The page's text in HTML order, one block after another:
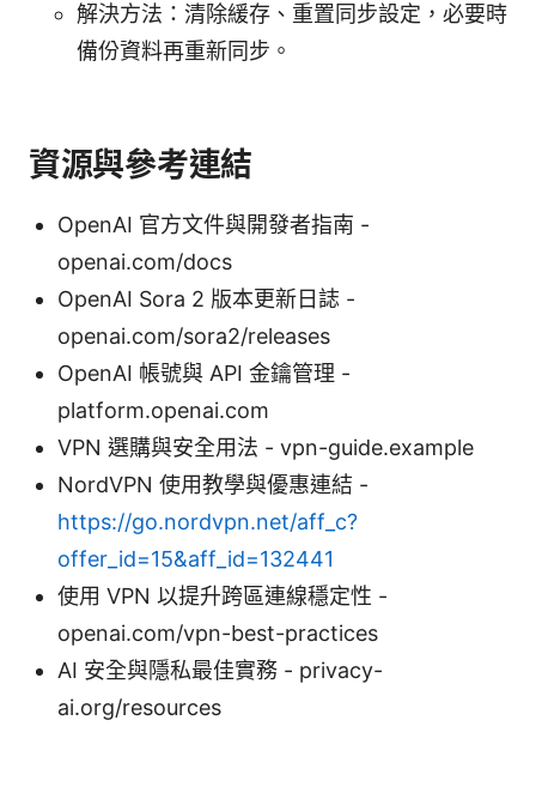
解決方法：清除緩存、重置同步設定，必要時
備份資料再重新同步。
資源與參考連結
OpenAI 官方文件與開發者指南 -
openai.com/docs
OpenAI Sora 2 版本更新日誌 -
openai.com/sora2/releases
OpenAI 帳號與 API 金鑰管理 -
platform.openai.com
VPN 選購與安全用法 - vpn-guide.example
NordVPN 使用教學與優惠連結 -
https://go.nordvpn.net/aff_c?
offer_id=15&aff_id=132441
使用 VPN 以提升跨區連線穩定性 -
openai.com/vpn-best-practices
AI 安全與隱私最佳實務 - privacy-
ai.org/resources